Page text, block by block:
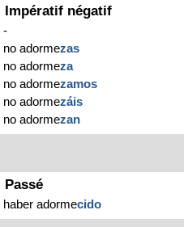
Impératif négatif
-
no adormezas
no adormeza
no adormezamos
no adormezáis
no adormezan
Passé
haber adormecido